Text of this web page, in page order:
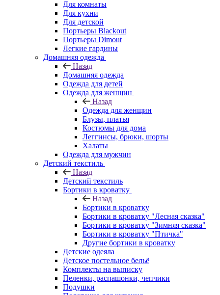
Для комнаты
Для кухни
Для детской
Портьеры Blackout
Портьеры Dimout
Легкие гардины
Домашняя одежда
Назад
Домашняя одежда
Одежда для детей
Одежда для женщин
Назад
Одежда для женщин
Блузы, платья
Костюмы для дома
Леггинсы, брюки, шорты
Халаты
Одежда для мужчин
Детский текстиль
Назад
Детский текстиль
Бортики в кроватку
Назад
Бортики в кроватку
Бортики в кроватку "Лесная сказка"
Бортики в кроватку "Зимняя сказка"
Бортики в кроватку "Птичка"
Другие бортики в кроватку
Детские одеяла
Детское постельное бельё
Комплекты на выписку
Пеленки, распашонки, чепчики
Подушки